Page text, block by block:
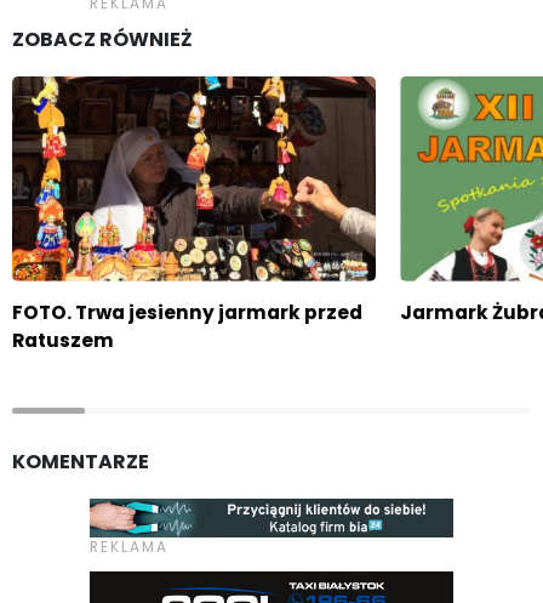
ZOBACZ RÓWNIEŻ
FOTO. Trwa jesienny jarmark przed
Ratuszem
Jarmark
KOMENTARZE